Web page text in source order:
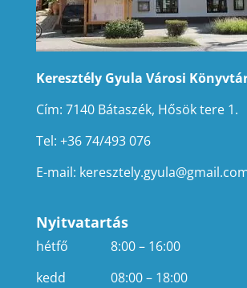
Keresztély Gyula Városi
Cím: 7140 Bátaszék, Hősök tere 1.
Tel: +36 74/493 076
E-mail:
Nyitvatartás
hétfő
8:00 – 16:00
kedd
08:00 – 18:00